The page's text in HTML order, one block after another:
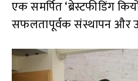
एक समर्पित ‘ब्रेस्टफीडिंग
सफलतापूर्वक संस्थापन और